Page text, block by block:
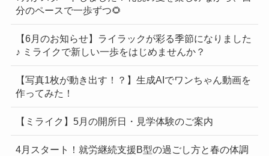
分のペースで一歩ずつ🌻
【6月のお知らせ】ライラックが彩る季節になりました
♪ ミライクで新しい一歩をはじめませんか？
【写真1枚が動き出す！？】生成AIでワンちゃん動画を
作ってみた！
【ミライク】5月の開所日・見学体験のご案内
4月スタート！就労継続支援B型の過ごし方と春の体調